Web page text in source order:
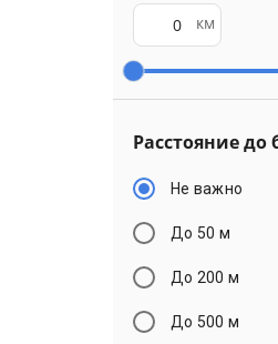
км
Расстояние до
Не важно
До 50 м
До 200 м
До 500 м